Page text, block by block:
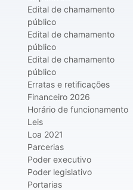
Edital de chamamento
público
Edital de chamamento
público
Edital de chamamento
público
Erratas e retificações
Financeiro 2026
Horário de funcionamento
Leis
Loa 2021
Parcerias
Poder executivo
Poder legislativo
Portarias